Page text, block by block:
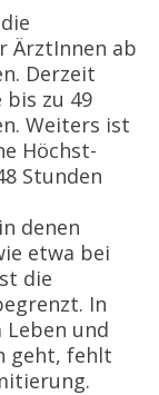
ÄrztInnen ab
Derzeit
bis zu 49
Weiters ist
Höchst-
Stunden
denen
etwa bei
die
In
und
geht, fehlt